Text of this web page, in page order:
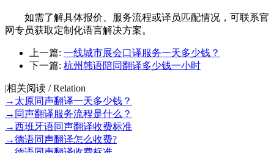
如需了解具体报价、服务流程或译员匹配情况，可联系官
网专员获取定制化语言解决方案。
上一篇: 一线城市展会口译服务一天多少钱？
下一篇: 杭州韩语陪同翻译多少钱一小时
|相关阅读 / Relation
→ 太原同声翻译一天多少钱？
→ 同声翻译服务流程是什么？
→西班牙语同声翻译收费标准
→德语同声翻译怎么收费?